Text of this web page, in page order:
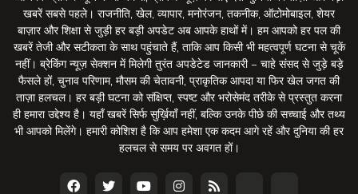
खबरें सबसे पहले। राजनीति, खेल, व्यापार, मनोरंजन, तकनीक, ऑटोमोबाइल, शेयर
बाज़ार और शिक्षा से जुड़ी हर बड़ी अपडेट अब आपके हाथों में। हम आपको हर पल की
खबरें तेजी और सटीकता के साथ पहुंचाते हैं, ताकि आप किसी भी महत्वपूर्ण घटना से चूकें
नहीं। ब्रेकिंग न्यूज़ सेक्शन में मिलेगी तुरंत अपडेटेड जानकारी – चाहे संसद से जुड़े बड़े
फैसले हों, चुनाव परिणाम, मौसम की चेतावनी, प्राकृतिक आपदा या फिर खेल जगत की
ताज़ा हलचल। हर बड़ी घटना को संक्षिप्त, स्पष्ट और भरोसेमंद तरीके से प्रस्तुत करना
ही हमारा उद्देश्य है। यहाँ खबरें सिर्फ सुर्ख़ियाँ नहीं, बल्कि उनके पीछे की सच्चाई और तथ्य
भी आपको मिलेंगे। हमारी कोशिश है कि आप हमेशा एक कदम आगे रहें और दुनिया की हर
हलचल से समय पर अवगत हों।